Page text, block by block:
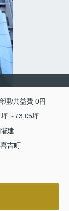
/共益費 0円
～73.05坪
建
喜吉町